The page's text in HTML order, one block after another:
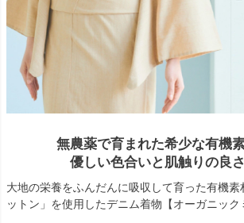
無農薬で育まれた希少な有機
優しい色合いと肌触りの良
大地の栄養をふんだんに吸収して育った有機素
ットン」を使用したデニム着物【オーガニック